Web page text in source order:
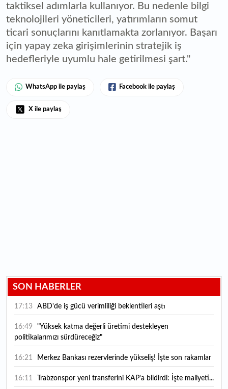
taktiksel adımlarla kullanıyor. Bu nedenle bilgi
teknolojileri yöneticileri, yatırımların somut
ticari sonuçlarını kanıtlamakta zorlanıyor. Başarı
için yapay zeka girişimlerinin stratejik iş
hedefleriyle uyumlu hale getirilmesi şart."
WhatsApp ile paylaş Facebook ile paylaş
X ile paylaş
SON HABERLER
17:13 ABD'de iş gücü verimliliği beklentileri aştı
16:49
politikalarımızı sürdüreceğiz"
16:21 Merkez Bankası rezervlerinde yükseliş! İşte son rakamlar
16:11 Trabzonspor yeni transferini KAP'a bildirdi: İşte maliyeti...